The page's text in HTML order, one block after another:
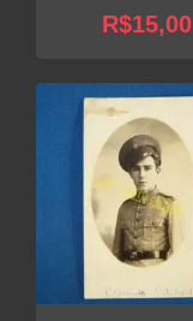
R$15,00